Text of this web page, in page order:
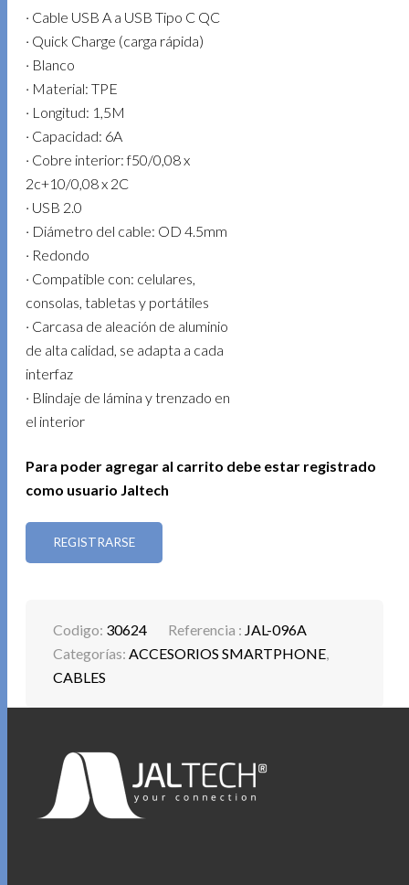
· Cable USB A a USB Tipo C QC
· Quick Charge (carga rápida)
· Blanco
· Material: TPE
· Longitud: 1,5M
· Capacidad: 6A
· Cobre interior: f50/0,08 x
2c+10/0,08 x 2C
· USB 2.0
· Diámetro del cable: OD 4.5mm
· Redondo
· Compatible con: celulares,
consolas, tabletas y portátiles
· Carcasa de aleación de aluminio
de alta calidad, se adapta a cada
interfaz
· Blindaje de lámina y trenzado en
el interior
Para poder agregar al carrito debe estar registrado
como usuario Jaltech
REGISTRARSE
Codigo: 30624 Referencia : JAL-096A
Categorías:ACCESORIOS SMARTPHONE,
CABLES